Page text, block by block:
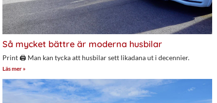
Så mycket bättre är moderna husbilar
Print 🖨 Man kan tycka att husbilar sett likadana ut i decennier.
Läs mer »